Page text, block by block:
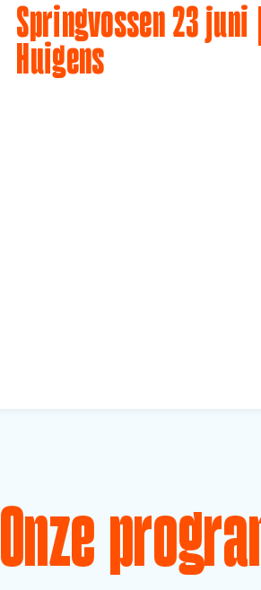
Springvossen 23
Huigens
Onze